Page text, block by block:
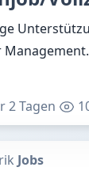
2 Tagen
Jobs